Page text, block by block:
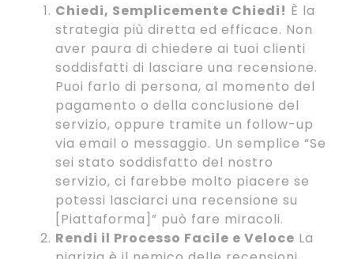
Chiedi, Semplicemente Chiedi! È la
strategia più diretta ed efficace. Non
aver paura di chiedere ai tuoi clienti
soddisfatti di lasciare una recensione.
Puoi farlo di persona, al momento del
pagamento o della conclusione del
servizio, oppure tramite un follow-up
via email o messaggio. Un semplice “Se
sei stato soddisfatto del nostro
servizio, ci farebbe molto piacere se
potessi lasciarci una recensione su
[Piattaforma]” può fare miracoli.
Rendi il Processo Facile e Veloce La